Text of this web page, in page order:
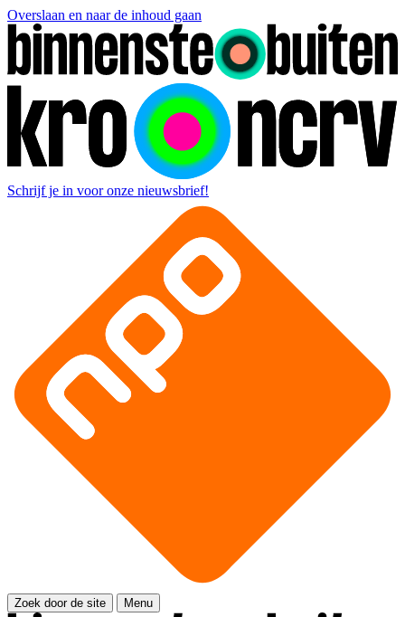
Overslaan en naar de inhoud gaan
Schrijf je in voor onze nieuwsbrief!
Zoek door de site Menu